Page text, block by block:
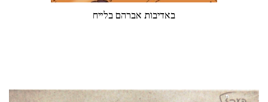
באדיבות אברהם בלייח